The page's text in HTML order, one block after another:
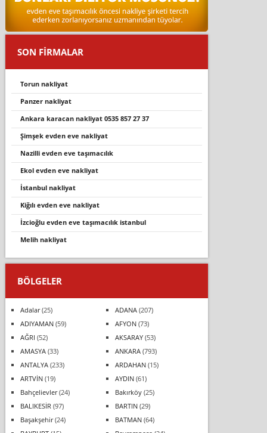
SON FİRMALAR
torun nakliyat
panzer nakliyat
ankara karacan nakli̇yat 0535 857 27 37
şimşek evden eve nakliyat
nazi̇lli̇ evden eve taşimacilik
ekol evden eve nakliyat
i̇stanbul nakli̇yat
kiğılı evden eve nakliyat
i̇zci̇oğlu evden eve taşimacilik i̇stanbul
melih nakliyat
BÖLGELER
Adalar(25) ADANA(207)
ADIYAMAN(59) AFYON(73)
AĞRI (52) AKSARAY(53)
AMASYA(33) ANKARA(793)
ANTALYA(233) ARDAHAN(15)
ARTVİN(19) AYDIN(61)
Bahçelievler(24) Bakırköy(25)
BALIKESİR (97) BARTIN(29)
Başakşehir(24) BATMAN(64)